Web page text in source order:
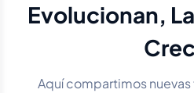
Evolucionan,
Aquí compartimos